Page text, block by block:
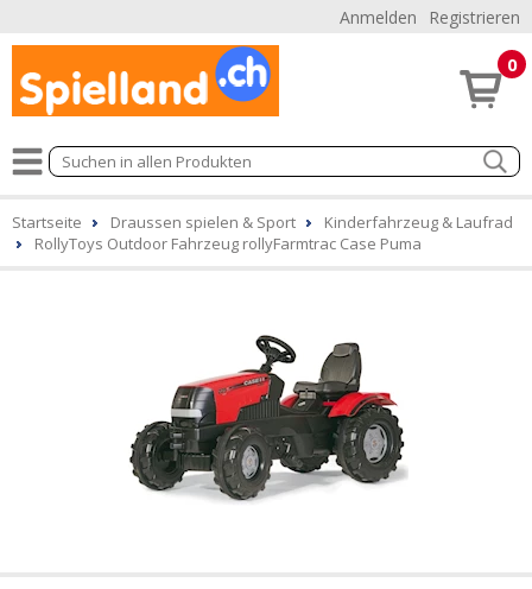
Anmelden Registrieren
0
Startseite Draussen spielen & Sport
Kinderfahrzeug & Laufrad
RollyToys Outdoor Fahrzeug rollyFarmtrac Case Puma